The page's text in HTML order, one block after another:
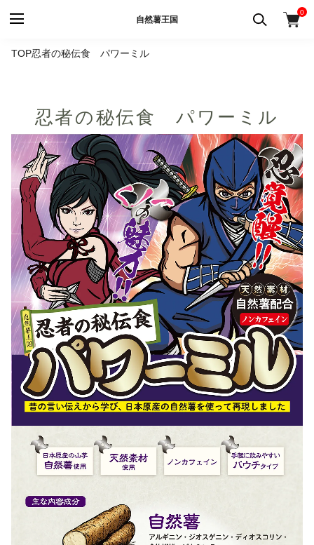
自然薯王国
0
TOP忍者の秘伝食 パワーミル
忍者の秘伝食 パワーミル